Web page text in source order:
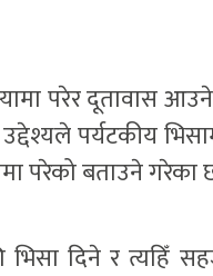
परेर दूतावास आउने
पर्यटकीय
परेको बताउने गरेका
दिने र त्यहिँ